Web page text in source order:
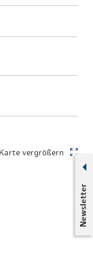
Newsletter
Karte vergrößern